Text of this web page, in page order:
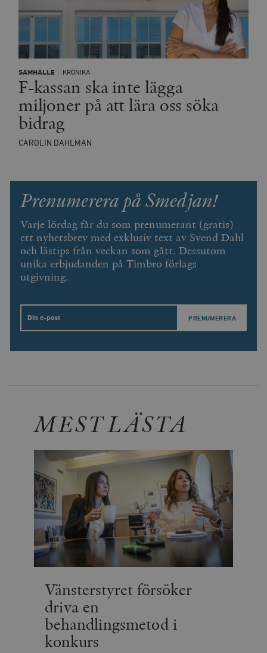
SAMHÄLLE KRÖNIKA
F-kassan ska inte lägga
miljoner på att lära oss söka
bidrag
CAROLIN DAHLMAN
Prenumerera på Smedjan!
Varje lördag får du som prenumerant (gratis)
ett nyhetsbrev med exklusiv text av Svend Dahl
och lästips från veckan som gått. Dessutom
unika erbjudanden på Timbro förlags
utgivning.
Email
MEST LÄSTA
Vänsterstyret försöker
driva en
behandlingsmetod i
konkurs